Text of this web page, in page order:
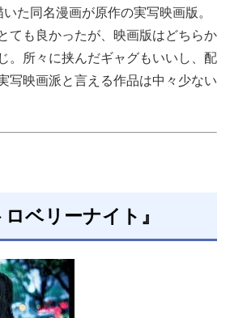
た同名漫画が原作の実写映画版。
ても良かったが、映画版はどちらか
。所々に挟んだギャグもいいし、配
映画派と言える作品は中々少ない
ベリーナイト』